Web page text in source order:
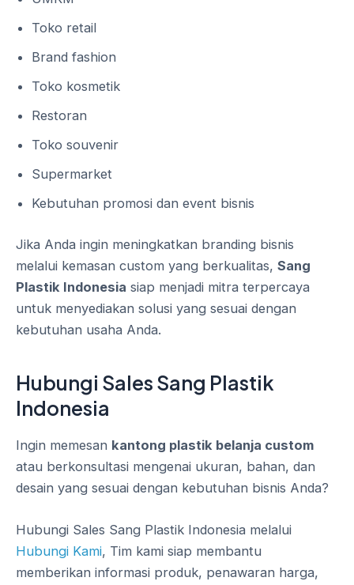
Toko retail
Brand fashion
Toko kosmetik
Restoran
Toko souvenir
Supermarket
Kebutuhan promosi dan event bisnis
Jika Anda ingin meningkatkan branding bisnis
melalui kemasan custom yang berkualitas, Sang
Plastik Indonesia siap menjadi mitra terpercaya
untuk menyediakan solusi yang sesuai dengan
kebutuhan usaha Anda.
Hubungi Sales Sang Plastik
Indonesia
Ingin memesan kantong plastik belanja custom
atau berkonsultasi mengenai ukuran, bahan, dan
desain yang sesuai dengan kebutuhan bisnis Anda?
Hubungi Sales Sang Plastik Indonesia melalui
Hubungi Kami, Tim kami siap membantu
memberikan informasi produk, penawaran harga,